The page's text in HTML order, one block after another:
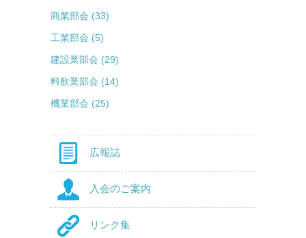
商業部会 (33)
工業部会 (5)
建設業部会 (29)
料飲業部会 (14)
機業部会 (25)
広報誌
入会のご案内
リンク集